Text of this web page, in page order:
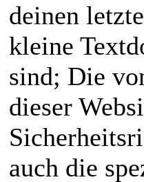
deinen
kleine
sind; Die
dieser
auch die